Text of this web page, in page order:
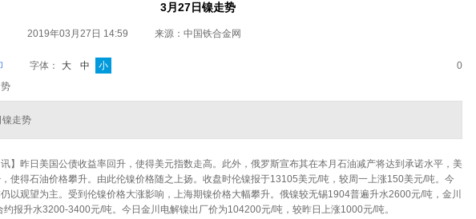
3月27日镍走势
2019年03月27日 14:59 来源：中国铁合金网
字体： 大 中 小
0
镍走势
讯】昨日美国公债收益率回升，使得美元指数走高。此外，俄罗斯宣布其在本月石油减产将达到承诺水平，美
使得石油价格攀升。由此伦镍价格随之上扬。收盘时伦镍报于13105美元/吨，较周一上涨150美元/吨。今
以观望为主。受到伦镍价格大涨影响，上海期镍价格大幅攀升。俄镍较无锡1904普遍升水2600元/吨，金川
报升水3200-3400元/吨。今日金川电解镍出厂价为104200元/吨，较昨日上涨1000元/吨。